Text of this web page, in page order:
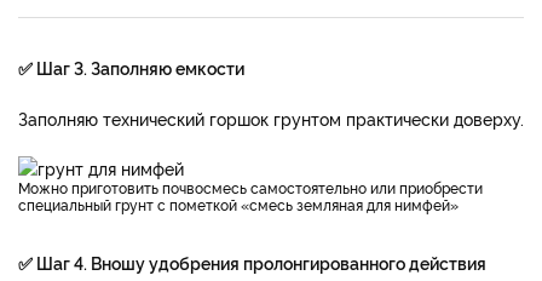
✅ Шаг 3. Заполняю емкости
Заполняю технический горшок грунтом практически доверху.
Можно приготовить почвосмесь самостоятельно или приобрести
специальный грунт с пометкой «смесь земляная для нимфей»
✅ Шаг 4. Вношу удобрения пролонгированного действия